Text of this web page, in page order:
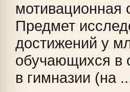
Предмет
достижений у
обучающихся в
в гимназии (на